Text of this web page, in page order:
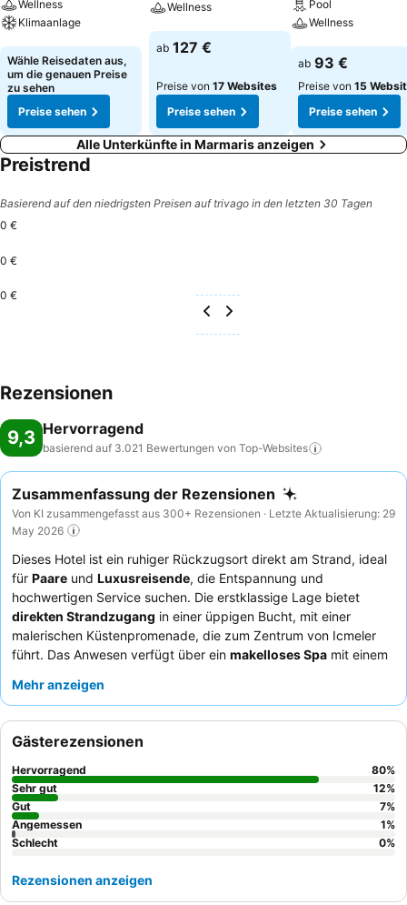
Wellness
Klimaanlage
Preise sehen
Wähle Reisedaten aus,
um die genauen Preise
zu sehen
Preise sehen
Wellness
Preise sehen
ab 127 €
Preise von 17 Websites
Preise sehen
Pool
Wellness
Preise sehen
ab 93 €
Preise von 15
Preise sehen
Alle Unterkünfte in Marmaris anzeigen
Preistrend
Basierend auf den niedrigsten Preisen auf trivago in den letzten 30 Tagen
0 €
0 €
0 €
Rezensionen
9,3 Hervorragend
basierend auf 3.021 Bewertungen von Top-Websites
Zusammenfassung der Rezensionen
Von KI zusammengefasst aus 300+ Rezensionen · Letzte Aktualisierung: 29
May 2026
Dieses Hotel ist ein ruhiger Rückzugsort direkt am Strand, ideal
für Paare und Luxusreisende, die Entspannung und
hochwertigen Service suchen. Die erstklassige Lage bietet
direkten Strandzugang in einer üppigen Bucht, mit einer
malerischen Küstenpromenade, die zum Zentrum von Icmeler
führt. Das Anwesen verfügt über ein makelloses Spa mit einem
Die Gäste loben durchweg das aufmerksame und herzliche
Frühstücksbuffet
Für das beste Erlebnis empfiehlt es sich, ein Zimmer in einer
höheren Etage anzufordern, um einen beeindruckenden
Meer-
und Bergblick
Mehr anzeigen
Gästerezensionen
Hervorragend 80%
Sehr gut
12%
Gut
7%
Angemessen
1%
Schlecht
0%
Rezensionen anzeigen